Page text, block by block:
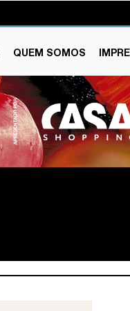
QUEM SOMOS